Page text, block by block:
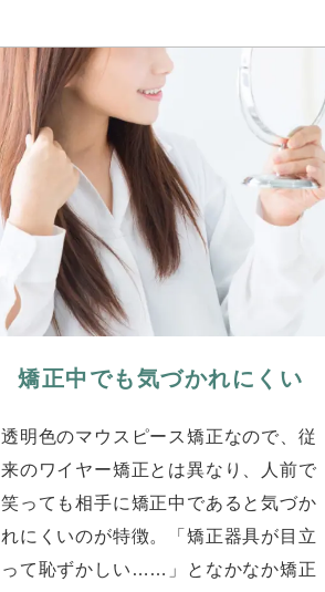
矯正中でも気づかれにくい
透明色のマウスピース矯正なので、従
来のワイヤー矯正とは異なり、人前で
笑っても相手に矯正中であると気づか
れにくいのが特徴。「矯正器具が目立
って恥ずかしい……」となかなか矯正